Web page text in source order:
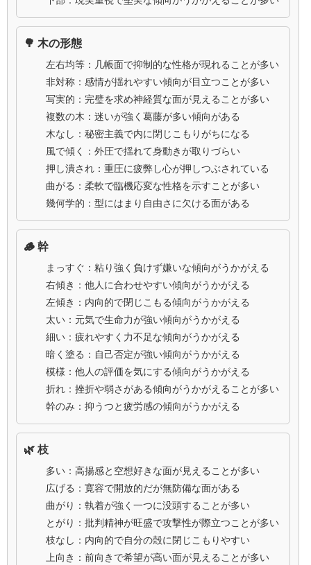
🌳 木の形態
左右均等：几帳面で抑制的な性格が現れることが多い
非対称：感情が揺れやすい傾向が目立つことが多い
写実的：完璧を求め神経質な面が見えることが多い
複数の木：迷いが強く葛藤が多い傾向がある
木なし：秘密主義で内に閉じこもりがちになる
風で傾く：外圧で揺れて身動きが取りづらい
押し潰され：重圧に疲弊し心が押しつぶされている
曲がる：柔軟で臨機応変な性格を示すことが多い
幾何学的：型にはまり自由さに欠ける面がある
🪵 幹
まっすぐ：粘り強く負けず嫌いな傾向がうかがえる
右傾き：他人に合わせやすい傾向がうかがえる
左傾き：内向的で閉じこもる傾向がうかがえる
太い：元気で生命力が強い傾向がうかがえる
細い：疲れやすく力不足な傾向がうかがえる
暗く塗る：自己否定が強い傾向がうかがえる
模様：他人の評価を気にする傾向がうかがえる
折れ：挫折や弱さがある傾向がうかがえることが多い
幹のみ：抑うつと疲労感の傾向がうかがえる
🌿 枝
多い：高揚感と空想好きな面が見えることが多い
広げる：寛容で開放的だが無防備な面がある
曲がり：執着が強く一つに没頭することが多い
とがり：批判精神が旺盛で攻撃性が際立つことが多い
枝なし：内向的で自分の殻に閉じこもりやすい
上向き：前向きで希望が高い面が見えることが多い